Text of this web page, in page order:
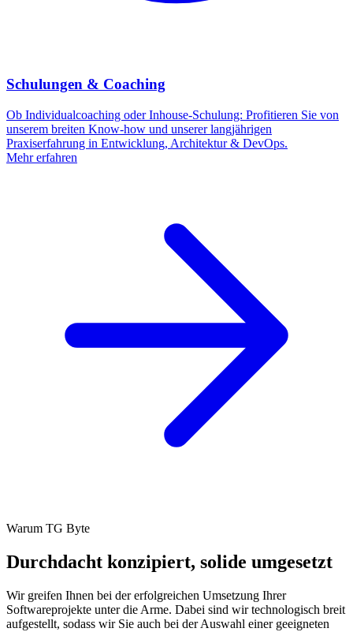
Schulungen & Coaching
Ob Individualcoaching oder Inhouse-Schulung: Profitieren Sie von
unserem breiten Know-how und unserer langjährigen
Praxiserfahrung in Entwicklung, Architektur & DevOps.
Mehr erfahren
Warum TG Byte
Durchdacht konzipiert, solide umgesetzt
Wir greifen Ihnen bei der erfolgreichen Umsetzung Ihrer
Softwareprojekte unter die Arme. Dabei sind wir technologisch breit
aufgestellt, sodass wir Sie auch bei der Auswahl einer geeigneten